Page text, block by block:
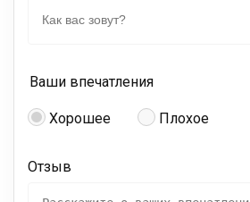
Ваши впечатления
Хорошее Плохое
Отзыв